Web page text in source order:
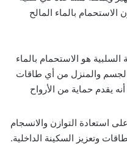
بالماء المالح
هو الاستحمام بالماء
والمنزل من أي طاقات
يقدم حماية من الأرواح
استعادة التوازن والانسجام
وتعزيز السكينة الداخلية.